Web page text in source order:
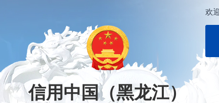
信用中国（黑龙江）
欢